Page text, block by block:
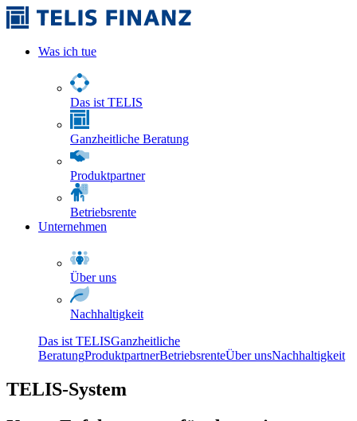
Was ich tue
Das ist TELIS
Ganzheitliche Beratung
Produktpartner
Betriebsrente
Unternehmen
Über uns
Nachhaltigkeit
Das ist TELISGanzheitliche
BeratungProduktpartnerBetriebsrenteÜber unsNachhaltigkeit
TELIS-System